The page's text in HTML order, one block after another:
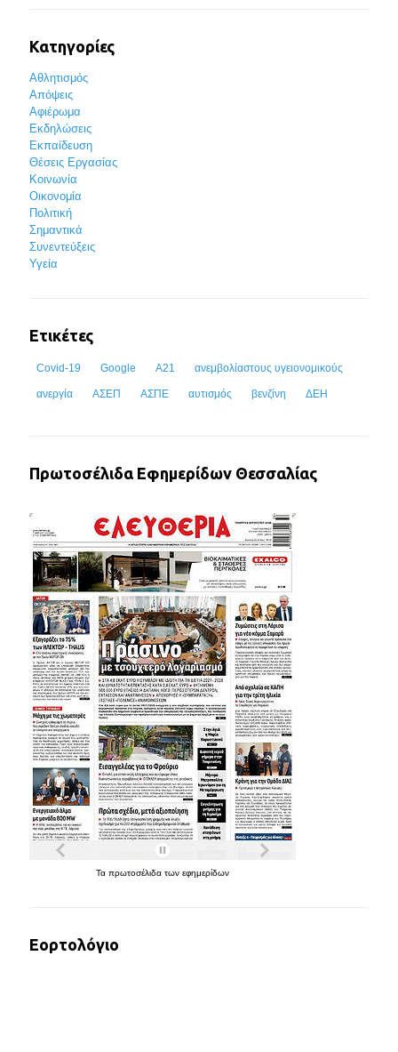
Κατηγορίες
Αθλητισμός
Απόψεις
Αφιέρωμα
Εκδηλώσεις
Εκπαίδευση
Θέσεις Εργασίας
Κοινωνία
Οικονομία
Πολιτική
Σημαντικά
Συνεντεύξεις
Υγεία
Ετικέτες
Covid-19 Google Α21 ανεμβολίαστους υγειονομικούς
ανεργία ΑΣΕΠ ΑΣΠΕ αυτισμός βενζίνη ΔΕΗ
Πρωτοσέλιδα Εφημερίδων Θεσσαλίας
Τα πρωτοσέλιδα των εφημερίδων
Εορτολόγιο